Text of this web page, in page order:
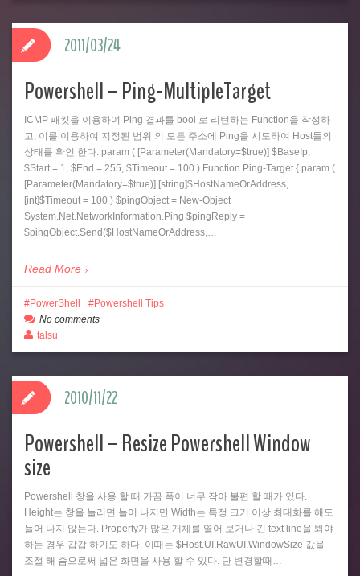
Powershell – Ping-MultipleTarget
ICMP 패킷을 이용하여 Ping 결과를 bool 로 리턴하는 Function을 작성하
고, 이를 이용하여 지정된 범위 의 모든 주소에 Ping을 시도하여 Host들의
상태를 확인 한다. param ( [Parameter(Mandatory=$true)] $BaseIp,
$Start = 1, $End = 255, $Timeout = 100 ) Function Ping-Target { param (
[Parameter(Mandatory=$true)] [string]$HostNameOrAddress,
[int]$Timeout = 100 ) $pingObject = New-Object
System.Net.NetworkInformation.Ping $pingReply =
$pingObject.Send($HostNameOrAddress,…
Read More
2011/03/24
PowerShell
Powershell Tips
No comments
talsu
Powershell – Resize Powershell Window
size
Powershell 창을 사용 할 때 가끔 폭이 너무 작아 불편 할 때가 있다.
Height는 창을 늘리면 늘어 나지만 Width는 특정 크기 이상 최대화를 해도
늘어 나지 않는다. Property가 많은 개체를 열어 보거나 긴 text line을 봐야
하는 경우 갑갑 하기도 하다. 이때는 $Host.UI.RawUI.WindowSize 값을
조절 해 줌으로써 넓은 화면을 사용 할 수 있다. 단 변경할때…
2010/11/22